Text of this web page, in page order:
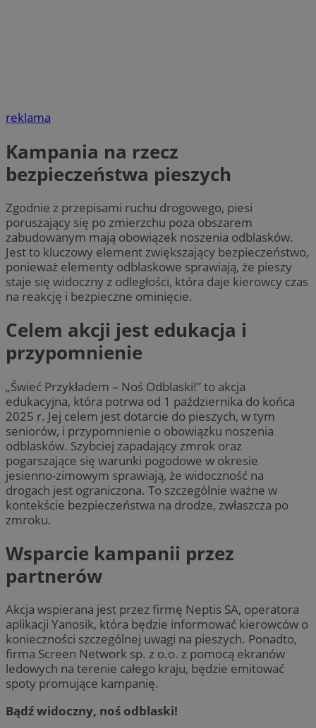
reklama
Kampania na rzecz
bezpieczeństwa pieszych
Zgodnie z przepisami ruchu drogowego, piesi
poruszający się po zmierzchu poza obszarem
zabudowanym mają obowiązek noszenia odblasków.
Jest to kluczowy element zwiększający bezpieczeństwo,
ponieważ elementy odblaskowe sprawiają, że pieszy
staje się widoczny z odległości, która daje kierowcy czas
na reakcję i bezpieczne ominięcie.
Celem akcji jest edukacja i
przypomnienie
„Świeć Przykładem – Noś Odblaski!” to akcja
edukacyjna, która potrwa od 1 października do końca
2025 r. Jej celem jest dotarcie do pieszych, w tym
seniorów, i przypomnienie o obowiązku noszenia
odblasków. Szybciej zapadający zmrok oraz
pogarszające się warunki pogodowe w okresie
jesienno-zimowym sprawiają, że widoczność na
drogach jest ograniczona. To szczególnie ważne w
kontekście bezpieczeństwa na drodze, zwłaszcza po
zmroku.
Wsparcie kampanii przez
partnerów
Akcja wspierana jest przez firmę Neptis SA, operatora
aplikacji Yanosik, która będzie informować kierowców o
konieczności szczególnej uwagi na pieszych. Ponadto,
firma Screen Network sp. z o.o. z pomocą ekranów
ledowych na terenie całego kraju, będzie emitować
spoty promujące kampanię.
Bądź widoczny, noś odblaski!